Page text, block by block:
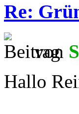
Re:
von
Hallo